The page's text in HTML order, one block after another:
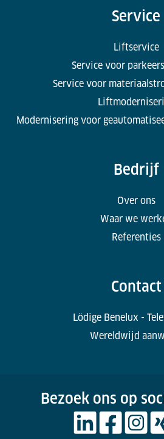
Service
Liftservice
Service voor
Service voor
Modernisering voor
Bedrijf
Over ons
Waar we
Referenties
Contact
Lödige Benelux -
Wereldwijd
Bezoek ons op